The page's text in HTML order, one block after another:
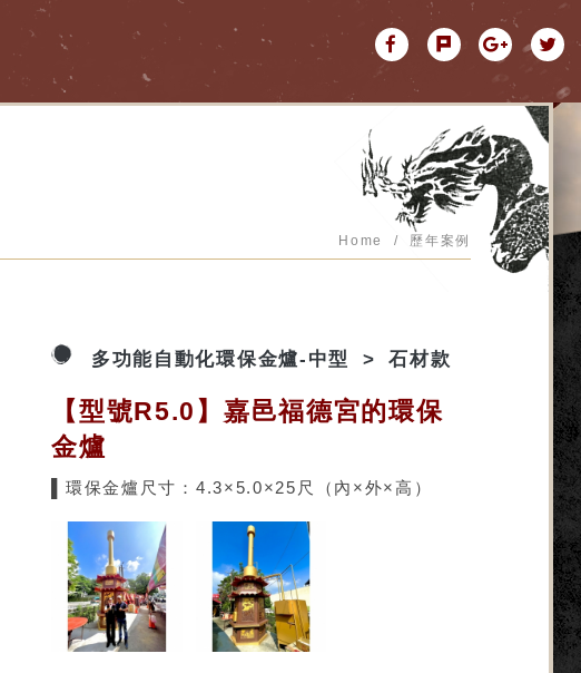
Home 歷年案例
多功能自動化環保金爐-中型 石材款
【型號R5.0】嘉邑福德宮的環保
金爐
▌環保金爐尺寸：4.3×5.0×25尺（內×外×高）